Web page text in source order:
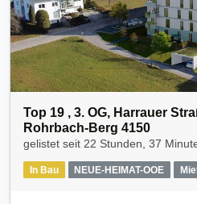
Top 19 , 3. OG, Harrauer
Rohrbach-Berg 4150
gelistet seit 22 Stunden, 37
In Bau NEUE-HEIMAT-OOE